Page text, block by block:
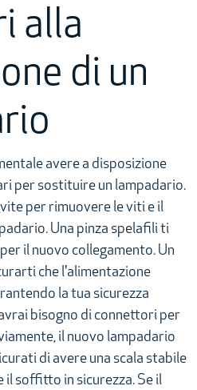
alla
di un
avere a disposizione
per sostituire un lampadario.
per rimuovere le viti e il
Una pinza spelafili ti
il nuovo collegamento. Un
che l'alimentazione
la tua sicurezza
bisogno di connettori per
il nuovo lampadario
di avere una scala stabile
il soffitto in sicurezza. Se il